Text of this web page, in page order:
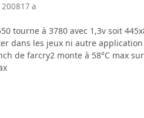
17 a
tourne à 3780 avec 1,3v soit
dans les jeux ni autre application
de farcry2 monte à 58°C max